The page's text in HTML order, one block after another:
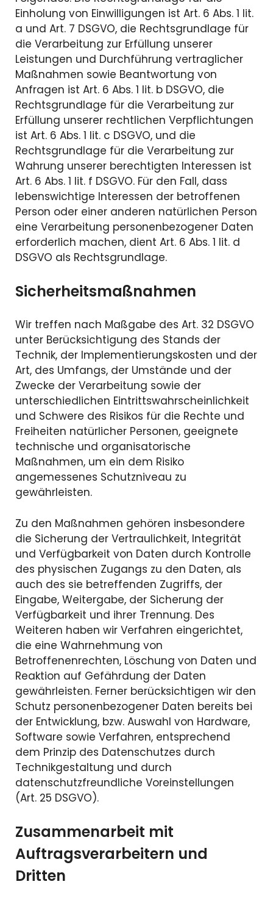
Einholung von Einwilligungen ist Art. 6 Abs. 1 lit.
a und Art. 7 DSGVO, die Rechtsgrundlage für
die Verarbeitung zur Erfüllung unserer
Leistungen und Durchführung vertraglicher
Maßnahmen sowie Beantwortung von
Anfragen ist Art. 6 Abs. 1 lit. b DSGVO, die
Rechtsgrundlage für die Verarbeitung zur
Erfüllung unserer rechtlichen Verpflichtungen
ist Art. 6 Abs. 1 lit. c DSGVO, und die
Rechtsgrundlage für die Verarbeitung zur
Wahrung unserer berechtigten Interessen ist
Art. 6 Abs. 1 lit. f DSGVO. Für den Fall, dass
lebenswichtige Interessen der betroffenen
Person oder einer anderen natürlichen Person
eine Verarbeitung personenbezogener Daten
erforderlich machen, dient Art. 6 Abs. 1 lit. d
DSGVO als Rechtsgrundlage.
Sicherheitsmaßnahmen
Wir treffen nach Maßgabe des Art. 32 DSGVO
unter Berücksichtigung des Stands der
Technik, der Implementierungskosten und der
Art, des Umfangs, der Umstände und der
Zwecke der Verarbeitung sowie der
unterschiedlichen Eintrittswahrscheinlichkeit
und Schwere des Risikos für die Rechte und
Freiheiten natürlicher Personen, geeignete
technische und organisatorische
Maßnahmen, um ein dem Risiko
angemessenes Schutzniveau zu
gewährleisten.
Zu den Maßnahmen gehören insbesondere
die Sicherung der Vertraulichkeit, Integrität
und Verfügbarkeit von Daten durch Kontrolle
des physischen Zugangs zu den Daten, als
auch des sie betreffenden Zugriffs, der
Eingabe, Weitergabe, der Sicherung der
Verfügbarkeit und ihrer Trennung. Des
Weiteren haben wir Verfahren eingerichtet,
die eine Wahrnehmung von
Betroffenenrechten, Löschung von Daten und
Reaktion auf Gefährdung der Daten
gewährleisten. Ferner berücksichtigen wir den
Schutz personenbezogener Daten bereits bei
der Entwicklung, bzw. Auswahl von Hardware,
Software sowie Verfahren, entsprechend
dem Prinzip des Datenschutzes durch
Technikgestaltung und durch
datenschutzfreundliche Voreinstellungen
(Art. 25 DSGVO).
Zusammenarbeit mit
Auftragsverarbeitern und
Dritten